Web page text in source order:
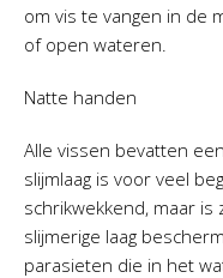
om vis te vangen in de
of open wateren.
Natte handen
Alle vissen bevatten
slijmlaag is voor veel
schrikwekkend, maar is
slijmerige laag
parasieten die in het